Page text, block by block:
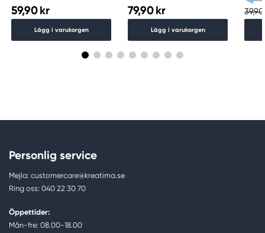
59,90 kr
Lägg i varukorgen
79,90 kr
Lägg i varukorgen
Personlig service
Mejla: customercare@kreatima.se
Ring oss: 040 22 30 70
Öppettider:
Mån-fre: 08.00-18.00